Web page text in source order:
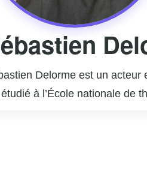
Delorme est un
à l’École nationale de
nuancée et